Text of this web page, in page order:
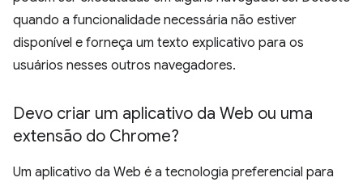
quando a funcionalidade necessária não estiver
disponível e forneça um texto explicativo para os
usuários nesses outros navegadores.
Devo criar um aplicativo da Web ou uma
extensão do Chrome?
Um aplicativo da Web é a tecnologia preferencial para